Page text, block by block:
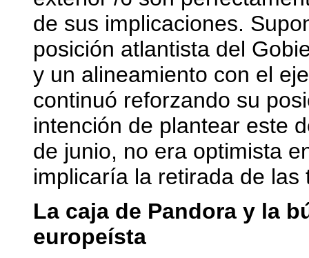
de sus implicaciones.
posición atlantista del
y un alineamiento con el
continuó reforzando su
intención de plantear este
de junio, no era optimista
implicaría la retirada de las
La caja de Pandora y la
europeísta